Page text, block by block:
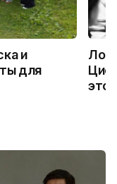
и
для
это